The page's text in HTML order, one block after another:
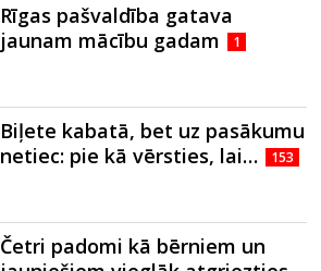
Rīgas pašvaldība gatava
jaunam mācību gadam
1
Biļete kabatā, bet uz pasākumu
netiec: pie kā vērsties, lai…
153
Četri padomi kā bērniem un